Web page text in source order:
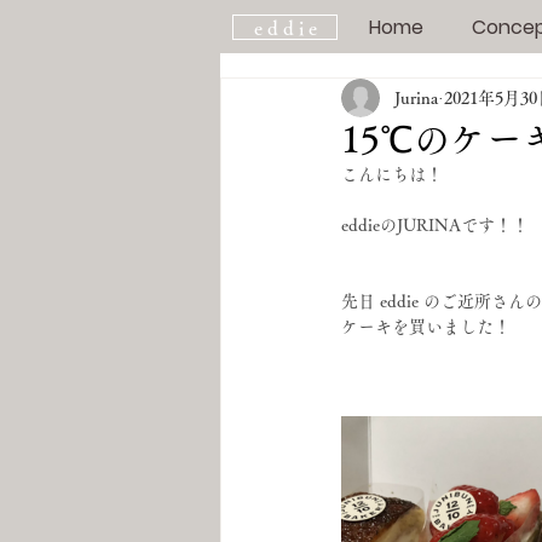
e d d i e Home
15℃のケー
Jurina 2021年5月30
こんにちは！
eddieのJURINAです！！
先日 eddie のご近所さん
ケーキを買いました！